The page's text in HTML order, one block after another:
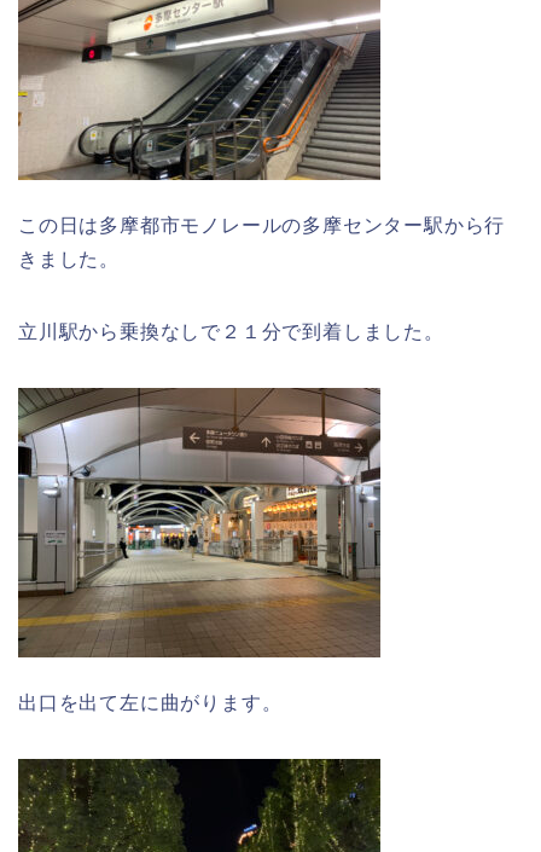
この日は多摩都市モノレールの多摩センター駅から行
きました。
立川駅から乗換なしで２１分で到着しました。
出口を出て左に曲がります。